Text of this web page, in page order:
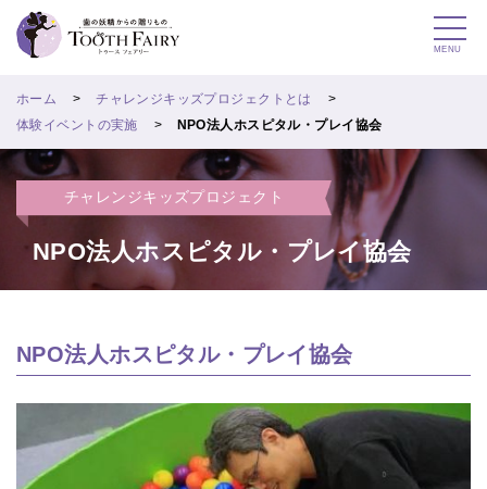
MENU
ホーム
チャレンジキッズプロジェクトとは
体験イベントの実施
NPO法人ホスピタル・プレイ協会
チャレンジキッズプロジェクト
NPO法人ホスピタル・プレイ協会
NPO法人ホスピタル・プレイ協会